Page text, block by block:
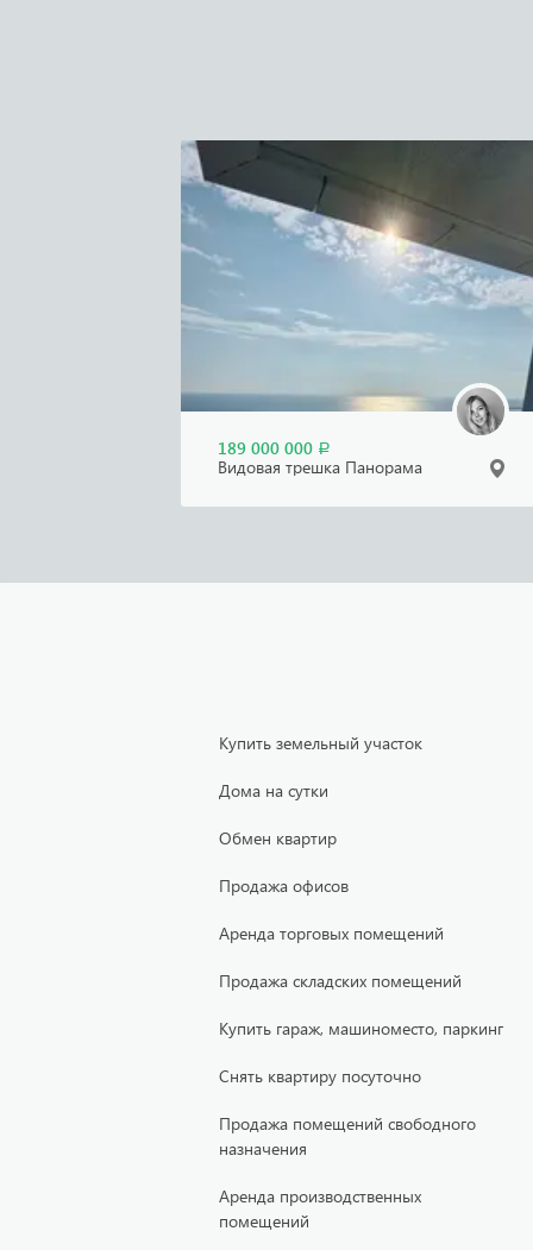
189 000 000 Р
Видовая трешка Панорама
Купить земельный участок
Дома на сутки
Обмен квартир
Продажа офисов
Аренда торговых помещений
Продажа складских помещений
Купить гараж, машиноместо, паркинг
Снять квартиру посуточно
Продажа помещений свободного
назначения
Аренда производственных
помещений